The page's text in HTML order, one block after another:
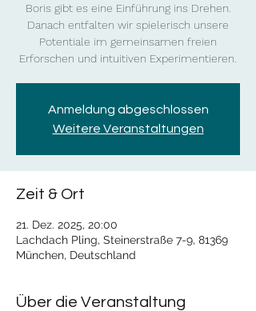
Boris gibt es eine Einführung ins Drehen.
Danach entfalten wir spielerisch unsere
Potentiale im gemeinsamen freien
Erforschen und intuitiven Experimentieren.
Anmeldung abgeschlossen
Weitere Veranstaltungen
Zeit & Ort
21. Dez. 2025, 20:00
Lachdach Pling, Steinerstraße 7-9, 81369
München, Deutschland
Über die Veranstaltung